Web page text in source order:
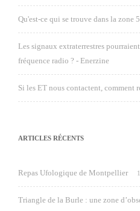
Qu'est-ce qui se trouve dans la zone
Les signaux extraterrestres
fréquence radio ? - Enerzine
Si les ET nous contactent, comment
ARTICLES RÉCENTS
Repas Ufologique de Montpellier
Triangle de la Burle : une zone